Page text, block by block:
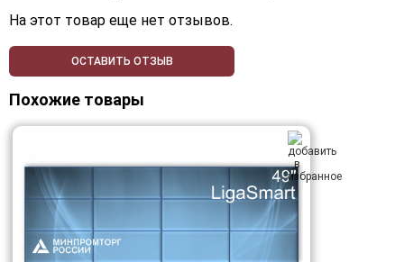
На этот товар еще нет отзывов.
ОСТАВИТЬ ОТЗЫВ
Похожие товары